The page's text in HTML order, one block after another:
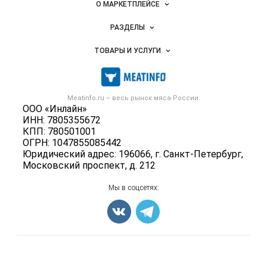
Важные разделы и контакты
Meatinfo.ru – весь рынок мяса России.
ООО «Инлайн»
ИНН: 7805355672
КПП: 780501001
ОГРН: 1047855085442
Юридический адрес: 196066, г. Санкт-Петербург,
Московский проспект, д. 212
Навигация по сайтуО МАРКЕТПЛЕЙСЕ
Новости Meatinfo.ru
Размещение рекламы
Публичная оферта
Контактная информация
Политика обработки персональных данных
РАЗДЕЛЫ
Объявления
Новости рынка
Мониторинг
Вакансии
ТОВАРЫ И УСЛУГИ
Мясо, мясопродукты
Скот в живом весе
Колбасы, сосиски, деликатесы
Мясные полуфабрикаты
Мясные снеки
Яйца
Карта объявлений
Мы в соцсетях: